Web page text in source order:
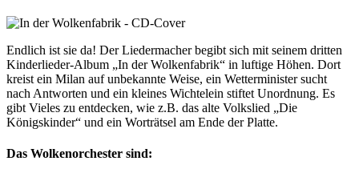
Endlich ist sie da! Der Liedermacher begibt sich mit seinem dritten
Kinderlieder-Album „In der Wolkenfabrik“ in luftige Höhen. Dort
kreist ein Milan auf unbekannte Weise, ein Wetterminister sucht
nach Antworten und ein kleines Wichtelein stiftet Unordnung. Es
gibt Vieles zu entdecken, wie z.B. das alte Volkslied „Die
Königskinder“ und ein Worträtsel am Ende der Platte.
Das Wolkenorchester sind: